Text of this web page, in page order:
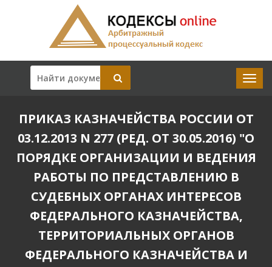
ПРИКАЗ КАЗНАЧЕЙСТВА РОССИИ ОТ
03.12.2013 N 277 (РЕД. ОТ 30.05.2016) "О
ПОРЯДКЕ ОРГАНИЗАЦИИ И ВЕДЕНИЯ
РАБОТЫ ПО ПРЕДСТАВЛЕНИЮ В
СУДЕБНЫХ ОРГАНАХ ИНТЕРЕСОВ
ФЕДЕРАЛЬНОГО КАЗНАЧЕЙСТВА,
ТЕРРИТОРИАЛЬНЫХ ОРГАНОВ
ФЕДЕРАЛЬНОГО КАЗНАЧЕЙСТВА И